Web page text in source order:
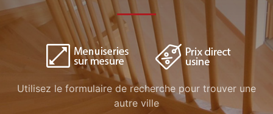
Utilisez le formulaire de recherche pour trouver une
autre ville